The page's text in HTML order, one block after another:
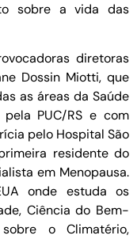
sobre a vida das
diretoras
Dossin Miotti, que
as áreas da Saúde
PUC/RS e com
pelo Hospital São
residente do
em Menopausa.
onde estuda os
Ciência do Bem-
o Climatério,